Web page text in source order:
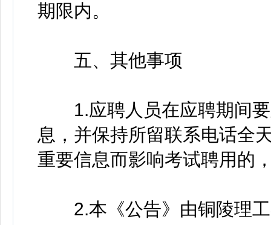
期限内。
五、其他事项
1.应聘人员在应聘期间要
息，并保持所留联系电话全
重要信息而影响考试聘用的
2.本《公告》由铜陵理工